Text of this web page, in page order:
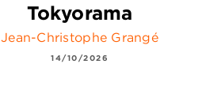
Tokyorama
Jean-Christophe Grangé
14/10/2026